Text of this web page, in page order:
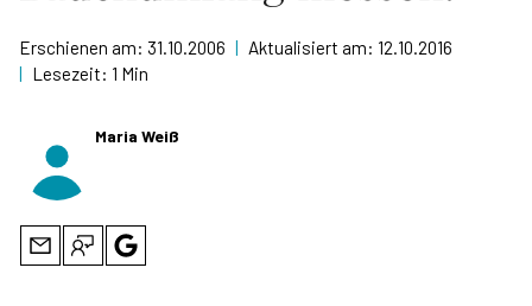
Erschienen am: 31.10.2006 | Aktualisiert am: 12.10.2016
| Lesezeit: 1 Min
Maria Weiß